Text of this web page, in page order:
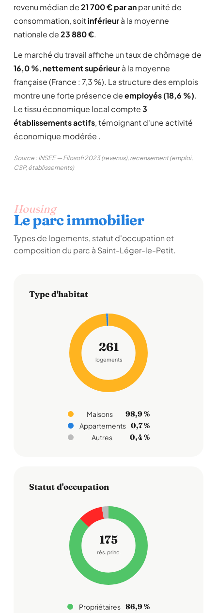
revenu médian de21 700 € par anpar unité de
consommation, soitinférieurà la moyenne
nationale de23 880 €.
Le marché du travail affiche un taux de chômage de
16,0 %, nettement supérieurà la moyenne
française (France : 7,3 %). La structure des emplois
montre une forte présence deemployés (18,6 %).
Le tissu économique local compte3
établissements actifs, témoignant d'une activité
économique modérée .
Source : INSEE — Filosofi 2023 (revenus), recensement (emploi,
CSP, établissements)
Housing
Le parc immobilier
Types de logements, statut d'occupation et
composition du parc à Saint-Léger-le-Petit.
Type d'habitat
261
logements
Maisons 98,9 %
Appartements 0,7 %
Autres 0,4 %
Statut d'occupation
175
rés. princ.
Propriétaires 86,9 %